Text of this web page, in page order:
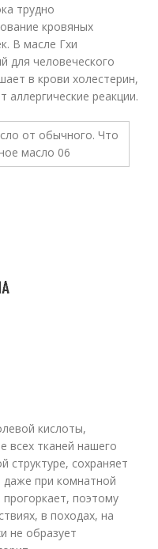
трудно
кровяных
В масле Гхи
для человеческого
в крови холестерин,
реакции.
кислоты,
всех тканей нашего
структуре, сохраняет
даже при комнатной
поэтому
в походах, на
не образует